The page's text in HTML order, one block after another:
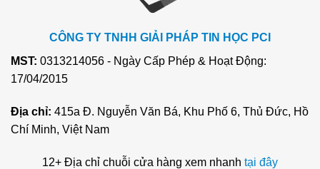
CÔNG TY TNHH GIẢI PHÁP TIN HỌC PCI
MST: 0313214056 - Ngày Cấp Phép & Hoạt Động:
17/04/2015
Địa chỉ: 415a Đ. Nguyễn Văn Bá, Khu Phố 6, Thủ Đức, Hồ
Chí Minh, Việt Nam
12+ Địa chỉ chuỗi cửa hàng xem nhanh tại đây